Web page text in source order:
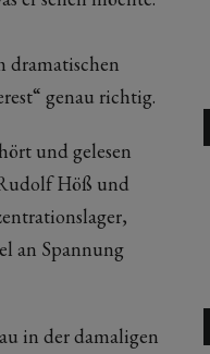
dramatischen
genau richtig.
und gelesen
Höß und
an Spannung
in der damaligen